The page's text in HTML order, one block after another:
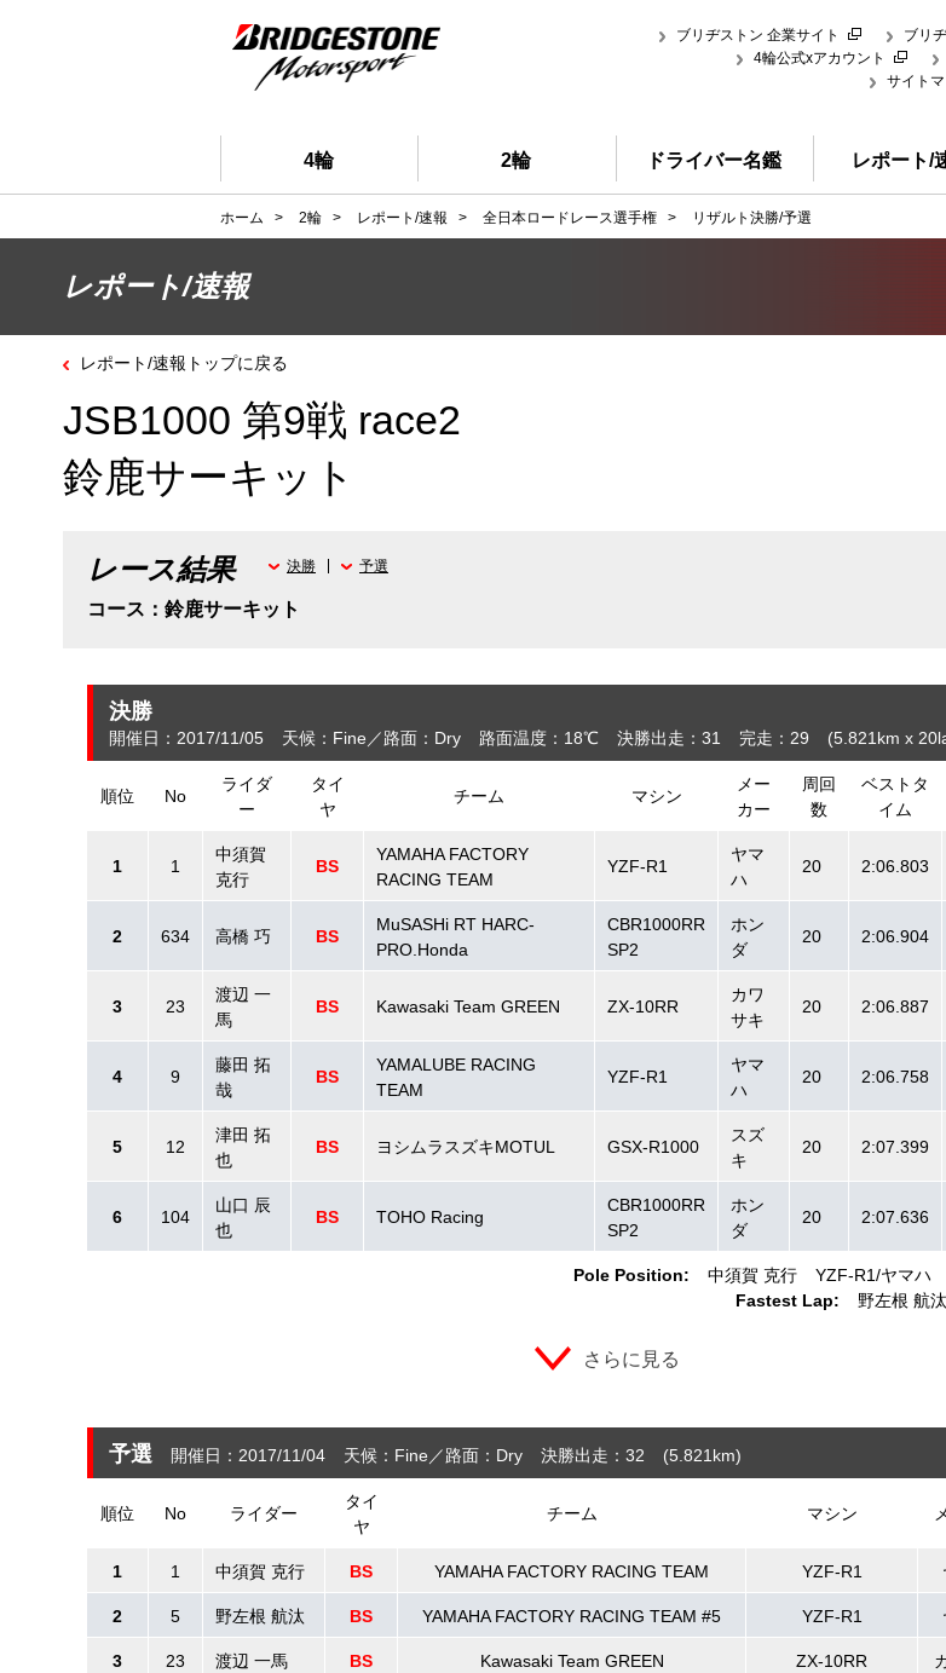
ブリヂストン 企業サイト
ブリ
4輪公式xアカウント
サイト
4輪 2輪 ドライバー名鑑 レポート/
ホーム > 2輪 > レポート/速報 > 全日本ロードレース選手権 > リザルト決勝/予選
レポート/速報
レポート/速報トップに戻る
JSB1000 第9戦 race2
鈴鹿サーキット
レース結果
コース：鈴鹿サーキット
決勝 予選
決勝
開催日：2017/11/05 天候：Fine 路面：Dry 路面温度：18℃ 決勝出走：31 完走：29 (5.821 km x
順位 No
ライダ
ー
タイ
ヤ
チーム マシン
メー
カー
周回
数
ベストタ
イム
Pole Position: 中須賀 克行 YZF-R1 ヤマハ
Fastest Lap:
野左根 航汰
1 1
中須賀
克行
BS
YAMAHA FACTORY
RACING TEAM
YZF-R1
ヤマ
ハ
20 2:06.803
2 634 高橋 巧 BS
MuSASHi RT HARC-
PRO.Honda
CBR1000RR
SP2
ホン
ダ
20 2:06.904
3 23
渡辺 一
馬
BS Kawasaki Team GREEN ZX-10RR
カワ
サキ
20 2:06.887
4 9
藤田 拓
哉
BS
YAMALUBE RACING
TEAM
YZF-R1
ヤマ
ハ
20 2:06.758
5 12
津田 拓
也
BS ヨシムラスズキMOTUL GSX-R1000
スズ
キ
20 2:07.399
6 104
山口 辰
也
BS TOHO Racing
CBR1000RR
SP2
ホン
ダ
20 2:07.636
さらに見る
予選 開催日：2017/11/04 天候：Fine 路面：Dry 決勝出走：32 (5.821 km)
順位 No ライダー
タイ
ヤ
チーム マシン
1 1 中須賀 克行 BS YAMAHA FACTORY RACING TEAM YZF-R1
2 5 野左根 航汰 BS YAMAHA FACTORY RACING TEAM #5 YZF-R1
3 23 渡辺 一馬 BS Kawasaki Team GREEN ZX-10RR